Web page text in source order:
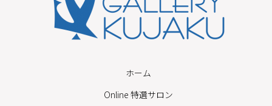
ホーム
Online 特選サロン